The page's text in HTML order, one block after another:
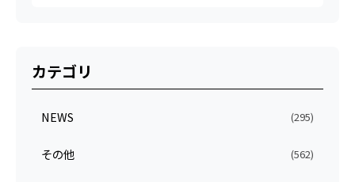
カテゴリ
NEWS (295)
その他 (562)